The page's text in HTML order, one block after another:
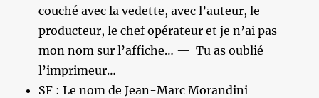
couché avec la vedette, avec l’auteur, le
producteur, le chef opérateur et je n’ai pas
mon nom sur l’affiche… — Tu as oublié
l’imprimeur…
SF : Le nom de Jean-Marc Morandini